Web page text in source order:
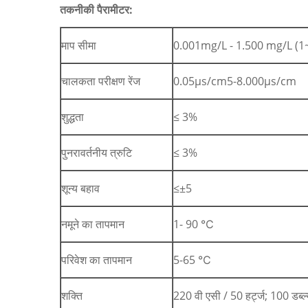
तकनीकी पैरामीटर:
माप सीमा 0.001mg/L - 1.500 mg/L
चालकता परीक्षण रेंज 0.05μs/cm5-8.000μs/cm
शुद्धता ≤ 3%
पुनरावर्तनीय त्रुटि ≤ 3%
शून्य बहाव ≤±5
नमूने का तापमान 1- 90 ℃
परिवेश का तापमान 5-65 ℃
शक्ति 220 वी एसी / 50 हर्ट्ज; 100